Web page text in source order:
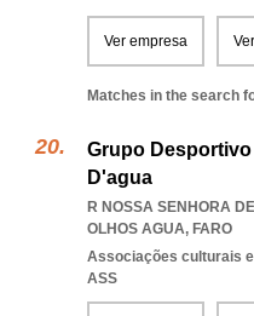
Ver empresa
Matches in the search
Grupo
D'agua
R NOSSA SENHORA
OLHOS AGUA, FARO
Associações culturais
ASS